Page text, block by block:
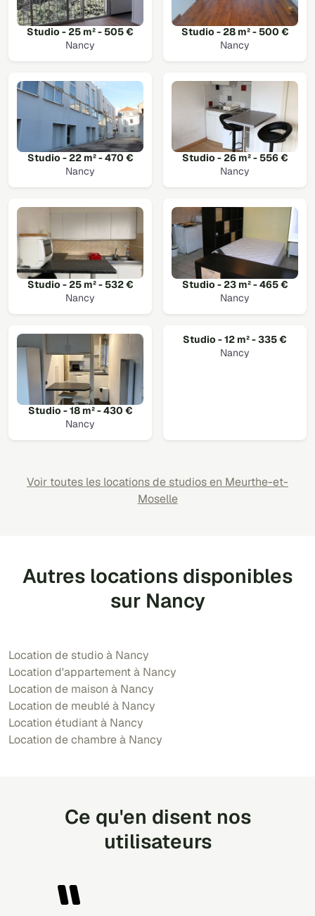
Studio - 25 m² - 505 €
Nancy
Studio - 28 m² - 500 €
Nancy
Studio - 22 m² - 470 €
Nancy
Studio - 26 m² - 556 €
Nancy
Studio - 25 m² - 532 €
Nancy
Studio - 23 m² - 465 €
Nancy
Studio - 18 m² - 430 €
Nancy
Studio - 12 m² - 335 €
Nancy
Voir toutes les locations de studios en Meurthe-et-
Moselle
Autres locations disponibles
sur Nancy
Location de studio à Nancy
Location d'appartement à Nancy
Location de maison à Nancy
Location de meublé à Nancy
Location étudiant à Nancy
Location de chambre à Nancy
Ce qu'en disent nos
utilisateurs